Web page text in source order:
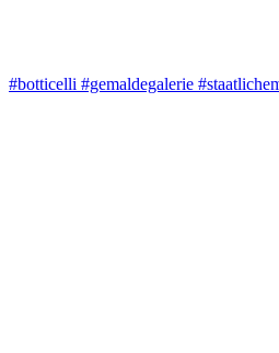
#botticelli #gemaldegalerie